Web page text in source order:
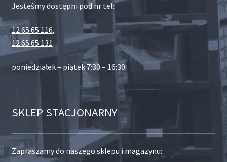
Jesteśmy dostępni pod nr tel:
12 65 65 116,
12 65 65 131
poniedziałek – piątek 7:30 – 16:30
SKLEP STACJONARNY
Zapraszamy do naszego sklepu i magazynu: